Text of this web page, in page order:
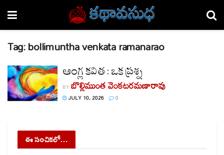
Tag:bollimuntha venkata ramanarao
ఆంగ్ల కవిత : ఒక ప్రశ్న
BY బొల్లిముంత వెంకటరమణారావు
JULY 10, 2026 0
ఈ సంచికలో…